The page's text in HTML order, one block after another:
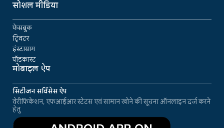
सोशल मीडिया
फेसबुक
ट्विटर
इंस्टाग्राम
पॉडकास्ट
मोबाइल ऐप
सिटीजन सर्विसेस ऐप
वेरीफिकेशन, एफआईआर स्टेटस एवं सामान खोने की सूचना ऑनलाइन दर्ज करने
हेतु